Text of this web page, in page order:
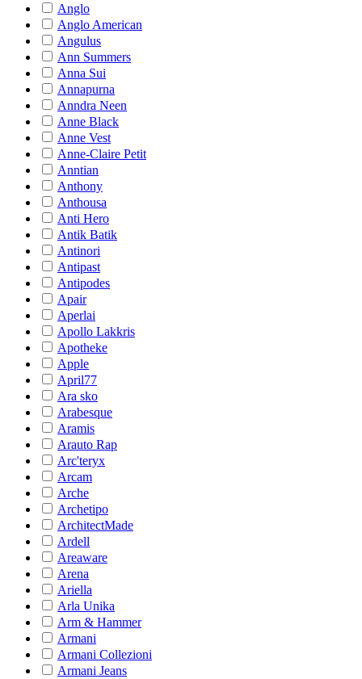
Anglo
Anglo American
Angulus
Ann Summers
Anna Sui
Annapurna
Anndra Neen
Anne Black
Anne Vest
Anne-Claire Petit
Anntian
Anthony
Anthousa
Anti Hero
Antik Batik
Antinori
Antipast
Antipodes
Apair
Aperlai
Apollo Lakkris
Apotheke
Apple
April77
Ara sko
Arabesque
Aramis
Arauto Rap
Arc'teryx
Arcam
Arche
Archetipo
ArchitectMade
Ardell
Areaware
Arena
Ariella
Arla Unika
Arm & Hammer
Armani
Armani Collezioni
Armani Jeans